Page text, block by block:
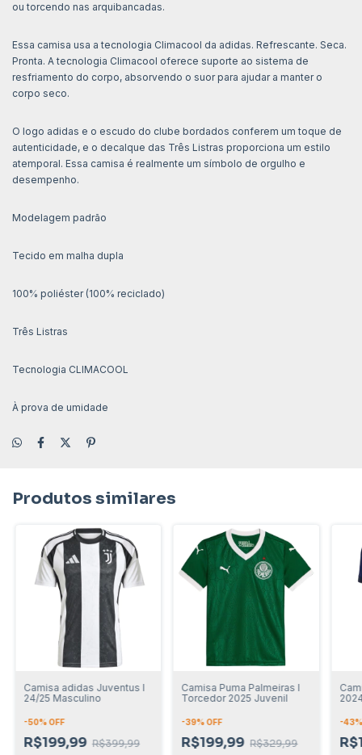
ou torcendo nas arquibancadas.
Essa camisa usa a tecnologia Climacool da adidas. Refrescante. Seca.
Pronta. A tecnologia Climacool oferece suporte ao sistema de
resfriamento do corpo, absorvendo o suor para ajudar a manter o
corpo seco.
O logo adidas e o escudo do clube bordados conferem um toque de
autenticidade, e o decalque das Três Listras proporciona um estilo
atemporal. Essa camisa é realmente um símbolo de orgulho e
desempenho.
Modelagem padrão
Tecido em malha dupla
100% poliéster (100% reciclado)
Três Listras
Tecnologia CLIMACOOL
À prova de umidade
Produtos similares
Camisa adidas Juventus I
24/25 Masculino
-50% OFF
R$199,99 R$399,99
Camisa Puma Palmeiras I
Torcedor 2025 Juvenil
-39% OFF
R$199,99 R$329,99
-43